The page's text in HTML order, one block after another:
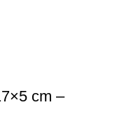
cm –